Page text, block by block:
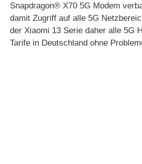
Snapdragon® X70 5G Modem
damit Zugriff auf alle 5G
der Xiaomi 13 Serie daher alle 5G
Tarife in Deutschland ohne